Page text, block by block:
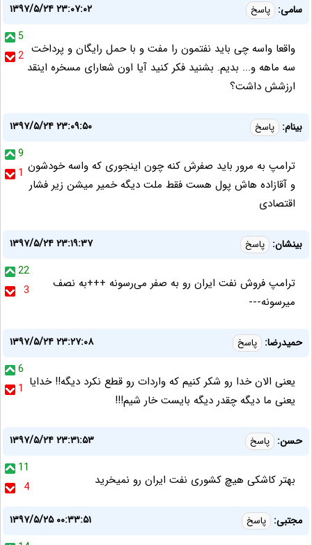
سامی: پاسخ
۱۳۹۷/۵/۲۴ ۲۳:۰۷:۰۲
5
2 واقعا واسه چی باید نفتمون را مفت و با حمل رایگان و پرداخت
سه ماهه و... بدیم. بشنید فکر کنید آیا اون شعارای مسخره اینقد
ارزشش داشت؟
بینام: پاسخ
۱۳۹۷/۵/۲۴ ۲۳:۰۹:۵۰
9
1 ترامپ به مرور باید صفرش کنه چون اینجوری که واسه خودشون
و آقازاده هاش پول هست فقط ملت دیگه خمیر میشن زیر فشار
اقتصادی
بینشان: پاسخ
۱۳۹۷/۵/۲۴ ۲۳:۱۹:۳۷
22
3
ترامپ فروش نفت ایران رو به صفر می‌رسونه +++به نصف
میرسونه---
حمیدرضا: پاسخ
۱۳۹۷/۵/۲۴ ۲۳:۲۷:۰۸
6
1 یعنی الان خدا رو شکر کنیم که واردات رو قطع نکرد دیگه!! خدایا
یعنی ما دیگه چقدر دیگه بایست خار شیم!!!
حسن: پاسخ
۱۳۹۷/۵/۲۴ ۲۳:۳۱:۵۳
11
4
بهتر کاشکی هیچ کشوری نفت ایران رو نمیخرید
مجتبی: پاسخ
۱۳۹۷/۵/۲۵ ۰۰:۳۳:۵۱